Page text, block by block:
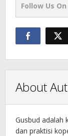
Follow Us On
About
Gusbud adalah
dan praktisi